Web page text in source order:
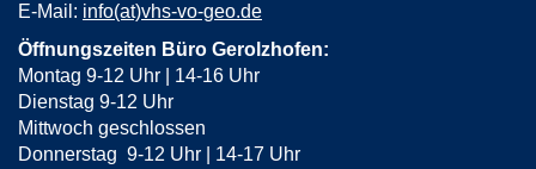
E-Mail: info(at)vhs-vo-geo.de
Öffnungszeiten Büro Gerolzhofen:
Montag 9-12 Uhr | 14-16 Uhr
Dienstag 9-12 Uhr
Mittwoch geschlossen
Donnerstag 9-12 Uhr | 14-17 Uhr